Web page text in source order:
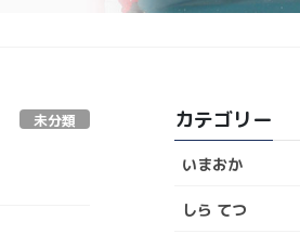
未分類 カテゴリー
いまおか
しら てつ